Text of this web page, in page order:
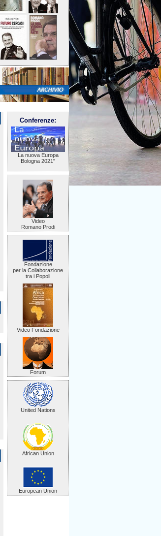
Conferenze:
La nuova Europa
Bologna 2021"
Video
Romano Prodi
Fondazione
per la Collaborazione
tra i Popoli
Video Fondazione
Forum
United Nations
African Union
European Union